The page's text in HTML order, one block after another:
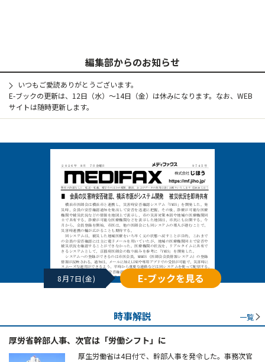
編集部からのお知らせ
いつもご愛読ありがとうございます。
E-ブックの更新は、12日（水）～14日（金）は休みになります。なお、WEB
サイトは随時更新します。
8月7日(金) E-ブックを見る
時事解説 一覧
厚労省幹部人事、次官は「労働シフト」に
厚生労働省は4日付で、幹部人事を発令した。事務次官